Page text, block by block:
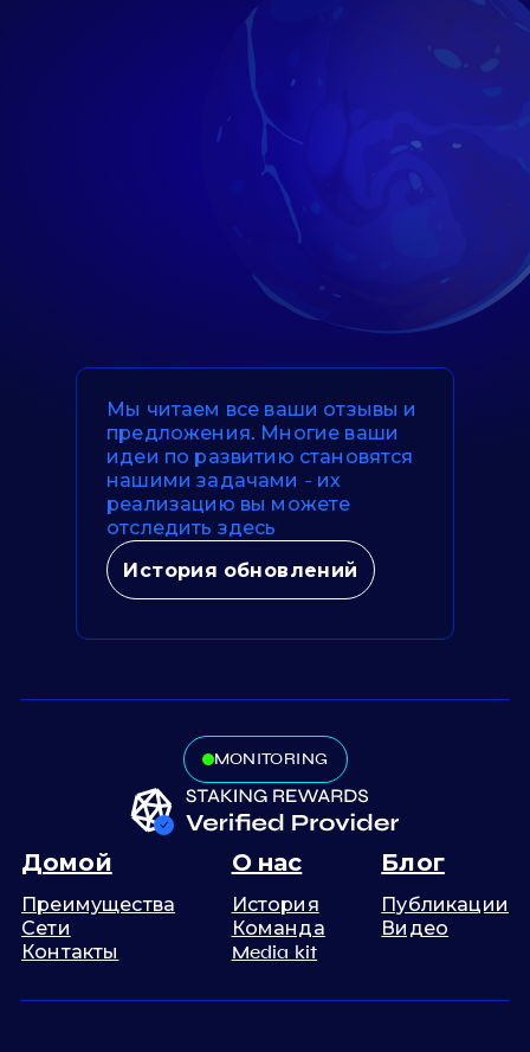
Мы читаем все ваши отзывы и
предложения. Многие ваши
идеи по развитию становятся
нашими задачами - их
реализацию вы можете
отследить здесь
История обновлений
MONITORING
Домой
Преимущества
Сети
Контакты
О нас
История
Команда
Media kit
Блог
Публикации
Видео